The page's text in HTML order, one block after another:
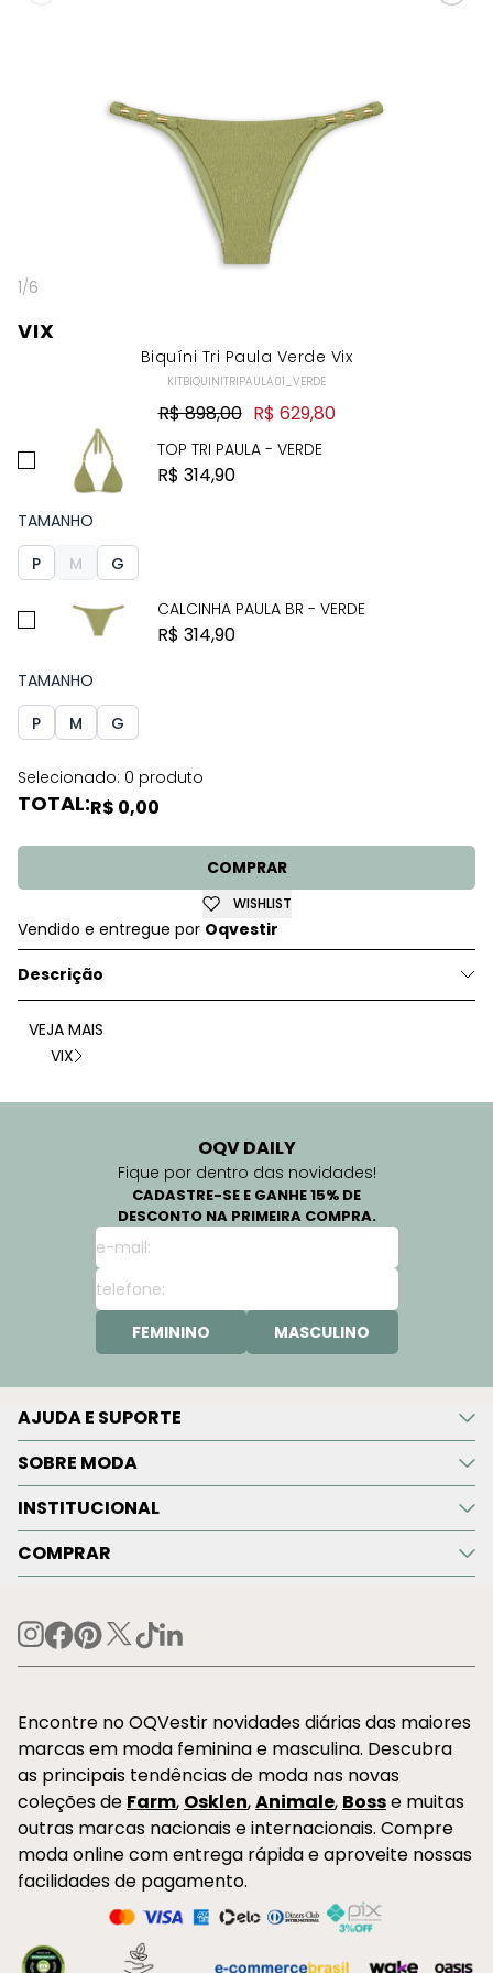
1/6
VIX
Biquíni Tri Paula Verde Vix
KITBIQUINITRIPAULA01_VERDE
R$ 898,00 R$ 629,80
TOP TRI PAULA - VERDE
R$ 314,90
TAMANHO
P
M G
CALCINHA PAULA BR - VERDE
R$ 314,90
TAMANHO
P
M G
Selecionado: 0 produto
TOTAL:R$ 0,00
COMPRAR
WISHLIST
Vendido e entregue por Oqvestir
Descrição
VEJA MAIS
VIX
OQV DAILY
Fique por dentro das novidades!
CADASTRE-SE E GANHE 15% DE
DESCONTO NA PRIMEIRA COMPRA.
FEMININO MASCULINO
AJUDA E SUPORTE
SOBRE MODA
INSTITUCIONAL
COMPRAR
Encontre no OQVestir novidades diárias das maiores
marcas em moda feminina e masculina. Descubra
as principais tendências de moda nas novas
coleções de Farm, Osklen,Animale, Bosse muitas
outras marcas nacionais e internacionais. Compre
moda online com entrega rápida e aproveite nossas
facilidades de pagamento.